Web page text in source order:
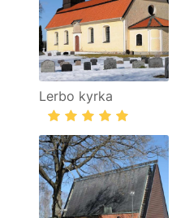
Lerbo kyrka